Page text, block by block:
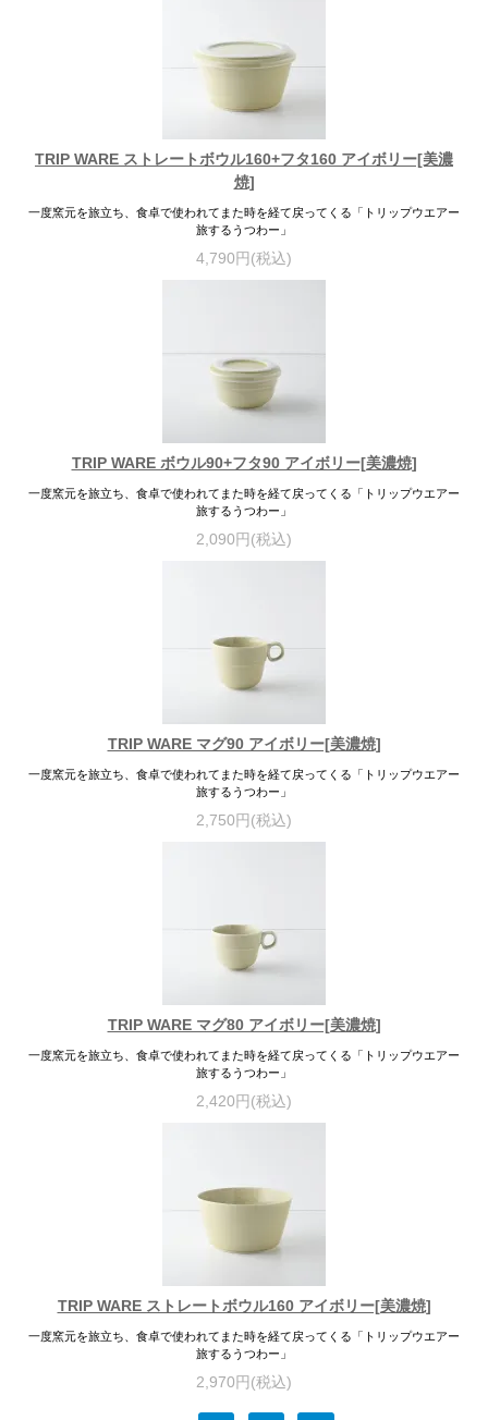
TRIP WARE ストレートボウル160+フタ160 アイボリー[美濃
焼]
一度窯元を旅立ち、食卓で使われてまた時を経て戻ってくる「トリップウエアー
旅するうつわー」
4,790円(税込)
TRIP WARE ボウル90+フタ90 アイボリー[美濃焼]
一度窯元を旅立ち、食卓で使われてまた時を経て戻ってくる「トリップウエアー
旅するうつわー」
2,090円(税込)
TRIP WARE マグ90 アイボリー[美濃焼]
一度窯元を旅立ち、食卓で使われてまた時を経て戻ってくる「トリップウエアー
旅するうつわー」
2,750円(税込)
TRIP WARE マグ80 アイボリー[美濃焼]
一度窯元を旅立ち、食卓で使われてまた時を経て戻ってくる「トリップウエアー
旅するうつわー」
2,420円(税込)
TRIP WARE ストレートボウル160 アイボリー[美濃焼]
一度窯元を旅立ち、食卓で使われてまた時を経て戻ってくる「トリップウエアー
旅するうつわー」
2,970円(税込)